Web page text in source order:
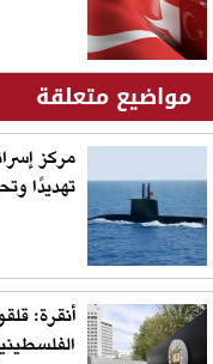
مواضيع متعلقة
مركز
تهديدًا
أنقرة: